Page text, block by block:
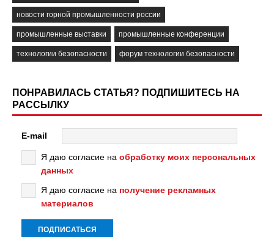
новости горной промышленности россии
промышленные выставки промышленные конференции
технологии безопасности форум технологии безопасности
ПОНРАВИЛАСЬ СТАТЬЯ? ПОДПИШИТЕСЬ НА
РАССЫЛКУ
E-mail
Я даю согласие на обработку моих персональных
данных
Я даю согласие на получение рекламных
материалов